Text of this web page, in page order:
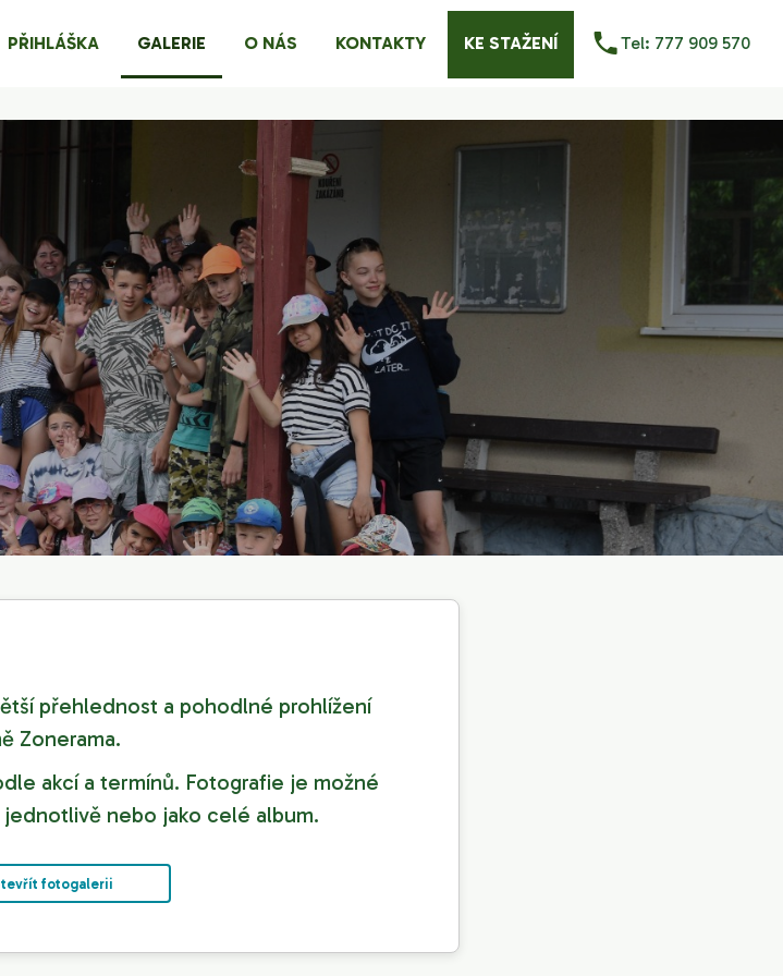
PŘIHLÁŠKA GALERIE O NÁS KONTAKTY KE STAŽENÍ Tel: 777 909 570
přehlednost a pohodlné prohlížení
Zonerama.
akcí a termínů. Fotografie je možné
nebo jako celé album.
fotogalerii